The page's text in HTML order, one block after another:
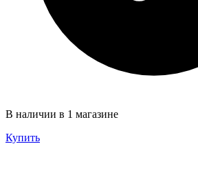
В наличии в 1 магазине
Купить